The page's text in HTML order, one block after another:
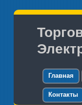
Главная
Контакты